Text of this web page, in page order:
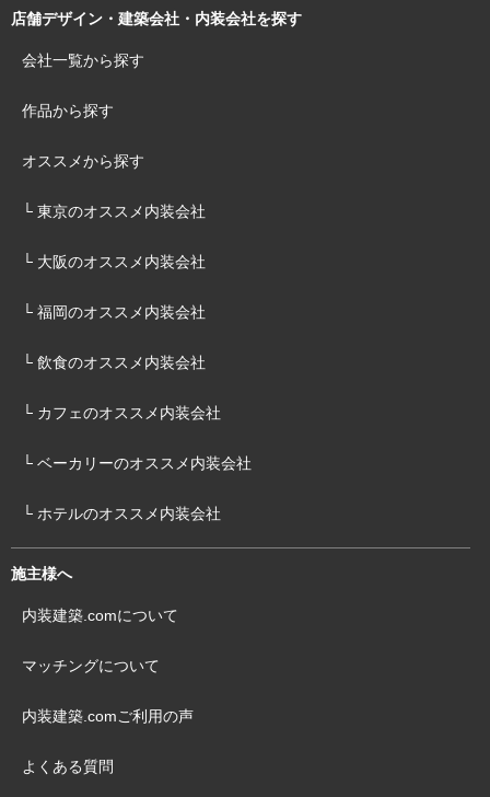
店舗デザイン・建築会社・内装会社を探す
会社一覧から探す
作品から探す
オススメから探す
└ 東京のオススメ内装会社
└ 大阪のオススメ内装会社
└ 福岡のオススメ内装会社
└ 飲食のオススメ内装会社
└ カフェのオススメ内装会社
└ ベーカリーのオススメ内装会社
└ ホテルのオススメ内装会社
施主様へ
内装建築.comについて
マッチングについて
内装建築.comご利用の声
よくある質問